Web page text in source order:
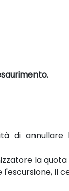
di
la